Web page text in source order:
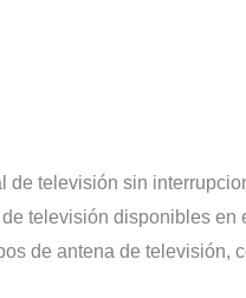
de televisión sin
televisión disponibles
de antena de televisión,